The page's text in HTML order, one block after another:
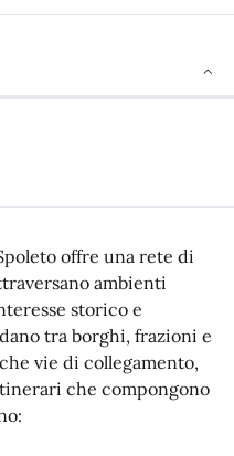
offre una rete di
ambienti
storico e
tra borghi, frazioni e
vie di collegamento,
che compongono